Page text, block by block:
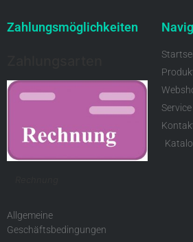
Zahlungsmöglichkeiten
Allgemeine
Geschäftsbedingungen